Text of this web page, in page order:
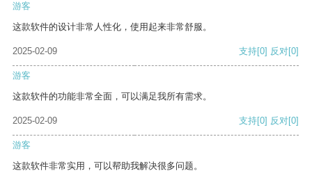
游客
这款软件的设计非常人性化，使用起来非常舒服。
2025-02-09 支持[0] 反对[0]
游客
这款软件的功能非常全面，可以满足我所有需求。
2025-02-09 支持[0] 反对[0]
游客
这款软件非常实用，可以帮助我解决很多问题。